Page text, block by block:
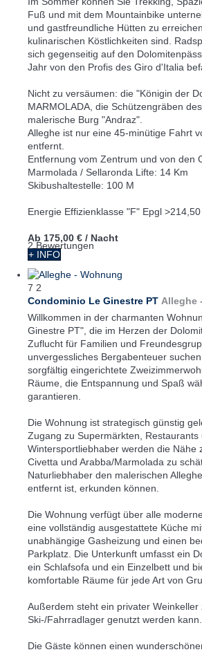
Fuß und mit dem Mountainbike
und gastfreundliche Hütten zu
kulinarischen Köstlichkeiten sind.
sich gegenseitig auf den
Jahr von den Profis des Giro d'Italia
Nicht zu versäumen: die "Königin der
MARMOLADA, die Schützengräben
malerische Burg "Andraz".
Alleghe ist nur eine 45-minütige Fahrt
entfernt.
Entfernung vom Zentrum und von den
Marmolada / Sellaronda Lifte: 14 Km
Skibushaltestelle: 100 M
Energie Effizienklasse "F" Epgl
2 Bewertungen
Ab 175,00 € / Nacht
+ INFO
7 2
Condominio Le Ginestre PT Alleghe -
Willkommen in der charmanten
Ginestre PT", die im Herzen der
Zuflucht für Familien und
unvergessliches Bergabenteuer
sorgfältig eingerichtete
Räume, die Entspannung und Spaß
garantieren.
Die Wohnung ist strategisch günstig
Zugang zu Supermärkten, Restaurants
Wintersportliebhaber werden die Nähe
Civetta und Arabba/Marmolada zu
Naturliebhaber den malerischen
entfernt ist, erkunden können.
Die Wohnung verfügt über alle
eine vollständig ausgestattete Küche
unabhängige Gasheizung und einen
Parkplatz. Die Unterkunft umfasst ein
ein Schlafsofa und ein Einzelbett und
komfortable Räume für jede Art von
Außerdem steht ein privater
Ski-/Fahrradlager genutzt werden kann.
Die Gäste können einen